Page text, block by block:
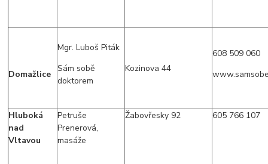
Domažlice
Mgr. Luboš Piták
Sám sobě
doktorem
Kozinova 44
608 509 060
Hluboká
nad
Vltavou
Petruše
Prenerová,
masáže
Žabovřesky 92 605 766 107